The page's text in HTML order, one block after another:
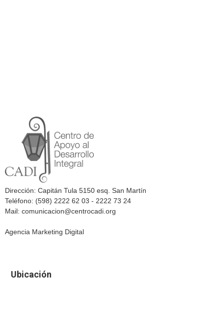
Dirección: Capitán Tula 5150 esq. San Martín
Teléfono: (598) 2222 62 03 - 2222 73 24
Mail: comunicacion@centrocadi.org
Agencia Marketing Digital
Ubicación